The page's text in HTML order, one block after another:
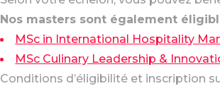
Nos masters sont également
MSc in International Hospitality
MSc Culinary Leadership &
Conditions d’éligibilité et inscription